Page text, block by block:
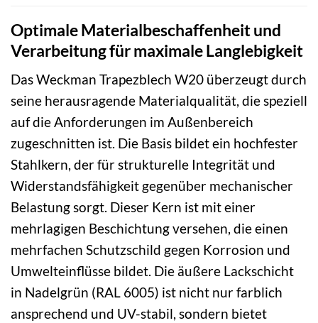
Optimale Materialbeschaffenheit und
Verarbeitung für maximale Langlebigkeit
Das Weckman Trapezblech W20 überzeugt durch
seine herausragende Materialqualität, die speziell
auf die Anforderungen im Außenbereich
zugeschnitten ist. Die Basis bildet ein hochfester
Stahlkern, der für strukturelle Integrität und
Widerstandsfähigkeit gegenüber mechanischer
Belastung sorgt. Dieser Kern ist mit einer
mehrlagigen Beschichtung versehen, die einen
mehrfachen Schutzschild gegen Korrosion und
Umwelteinflüsse bildet. Die äußere Lackschicht
in Nadelgrün (RAL 6005) ist nicht nur farblich
ansprechend und UV-stabil, sondern bietet